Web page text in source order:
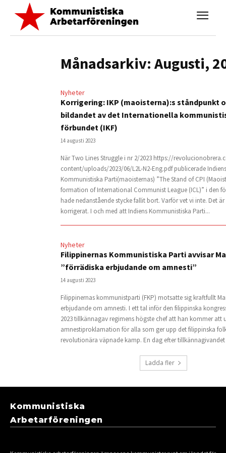
Månadsarkiv: Augusti,
Nyheter
Korrigering: IKP (maoisterna):s ståndpunkt
bildandet av det Internationella
förbundet (IKF)
14 augusti 2023
När Two Lines Struggle i nr 2/2023 https://
content/uploads/2023/06/L2L-N2-Eng.pdf publicerade Indiens
Kommunistiska Parti(maoisternas) ”The Stand of CPI
formation of International Communist League (ICL)” i den
hade nedanstående stycke fallit bort. Varför vet vi inte. Det
korrigerat. I och med att Indiens Kommunistiska Parti...
Nyheter
Filippinernas Kommunistiska Parti avvisar
”förrädiska erbjudande om amnesti”
14 augusti 2023
Filippinernas kommunistparti (FKP) motsatte sig kraftfullt
erbjudande om amnesti. I ett tal inför den filippinska
2023 tillkännagav regimens högste chef att han kommer att
amnestiproklamation för alla som ger upp det filippinska
revolutionära väpnade kamp. En dag efter
Ladda fler
Kommunistiska
Arbetarföreningen